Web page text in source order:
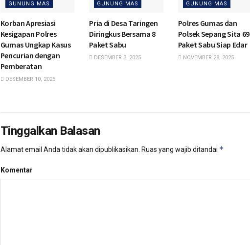
GUNUNG MAS
Korban Apresiasi
Kesigapan Polres
Gumas Ungkap Kasus
Pencurian dengan
Pemberatan
DESEMBER 10, 2025
GUNUNG MAS
Pria di Desa Taringen
Diringkus Bersama 8
Paket Sabu
DESEMBER 3, 2025
GUNUNG MAS
Polres Gumas dan
Polsek Sepang Sita 69
Paket Sabu Siap Edar
NOVEMBER 28, 2025
Tinggalkan Balasan
Alamat email Anda tidak akan dipublikasikan. Ruas yang wajib ditandai *
Komentar